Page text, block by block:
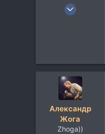
7 Апр 2008
Александр
Жога
Zhoga))